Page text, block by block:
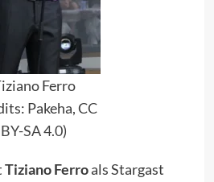
Ferro
Pakeha,CC
BY-SA 4.0)
Tiziano Ferroals Stargast